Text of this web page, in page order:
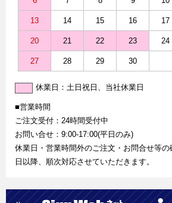
13 14 15 16 17
20 21 22 23 24
27 28 29 30
休業日：土日祝日、当社休業日
■営業時間
ご注文受付：24時間受付中
お問い合せ：9:00-17:00(平日のみ)
休業日・営業時間外のご注文・お問合せ等
日以降、順次対応させていただきます。